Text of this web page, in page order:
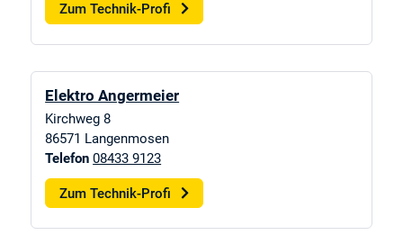
Zum Technik-Profi
Elektro Angermeier
Kirchweg 8
86571 Langenmosen
Telefon 08433 9123
Zum Technik-Profi